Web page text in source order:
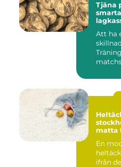
Tjäna
Att ha
stockholm så
matta
En
ifrån